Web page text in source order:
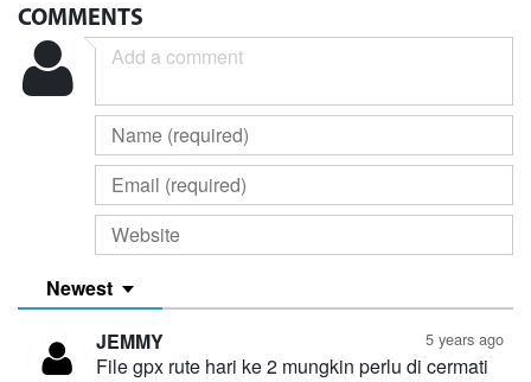
COMMENTS
Newest
5 years ago
JEMMY
File gpx rute hari ke 2 mungkin perlu di cermati